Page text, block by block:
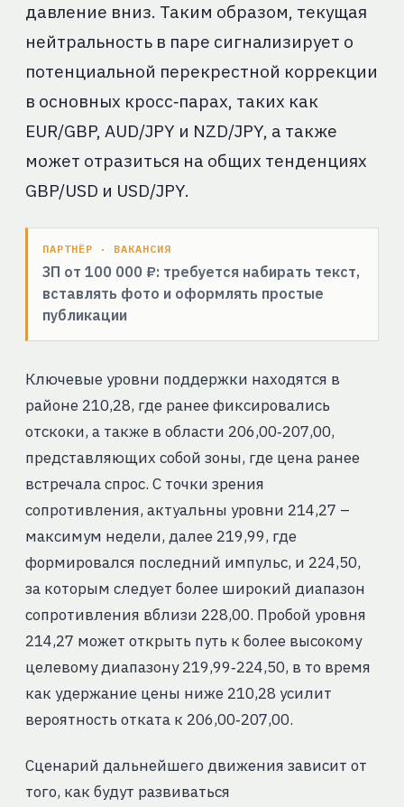
давление вниз. Таким образом, текущая
нейтральность в паре сигнализирует о
потенциальной перекрестной коррекции
в основных кросс‑парах, таких как
EUR/GBP, AUD/JPY и NZD/JPY, а также
может отразиться на общих тенденциях
GBP/USD и USD/JPY.
ПАРТНЁР · ВАКАНСИЯ
ЗП от 100 000 ₽: требуется набирать текст,
вставлять фото и оформлять простые
публикации
Ключевые уровни поддержки находятся в
районе 210,28, где ранее фиксировались
отскоки, а также в области 206,00‑207,00,
представляющих собой зоны, где цена ранее
встречала спрос. С точки зрения
сопротивления, актуальны уровни 214,27 –
максимум недели, далее 219,99, где
формировался последний импульс, и 224,50,
за которым следует более широкий диапазон
сопротивления вблизи 228,00. Пробой уровня
214,27 может открыть путь к более высокому
целевому диапазону 219,99‑224,50, в то время
как удержание цены ниже 210,28 усилит
вероятность отката к 206,00‑207,00.
Сценарий дальнейшего движения зависит от
того, как будут развиваться